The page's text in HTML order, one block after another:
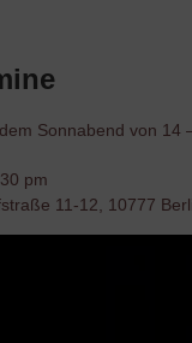
Sonnabend von
pm
11-12, 10777